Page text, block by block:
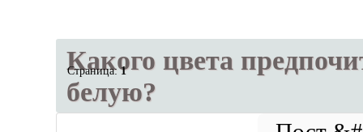
Какого цвета
белую?
Страница:1